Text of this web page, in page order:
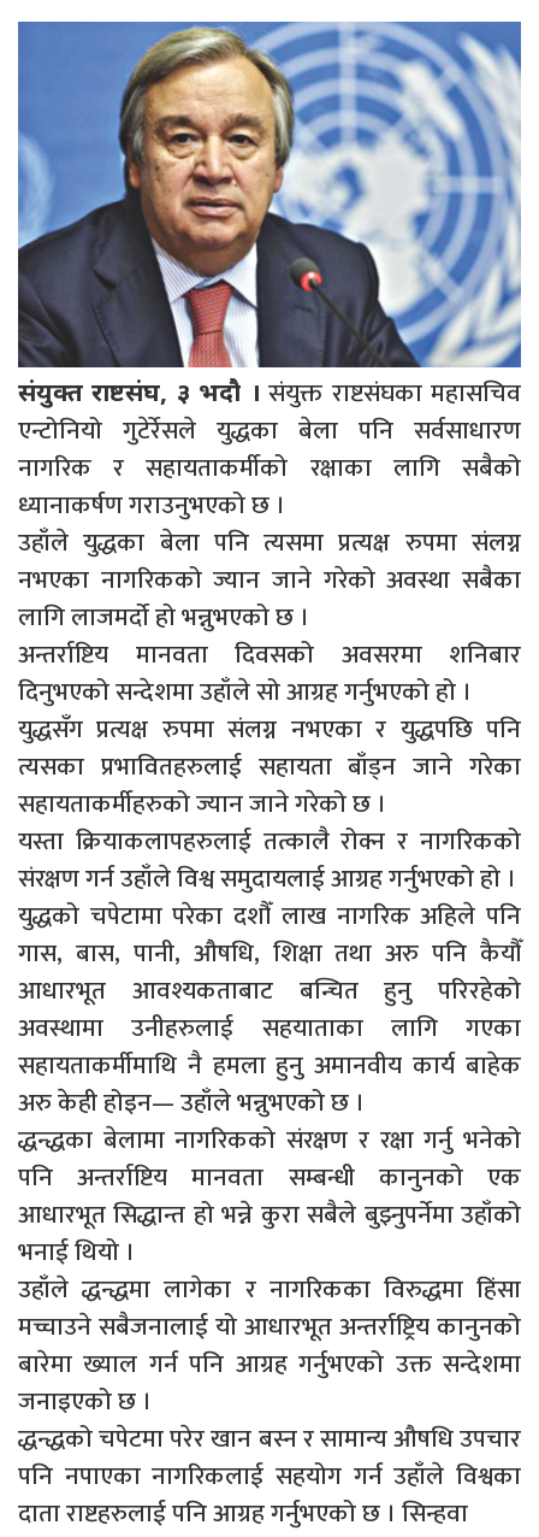
संयुक्त राष्टसंघ, ३ भदौ । संयुक्त राष्टसंघका महासचिव
एन्टोनियो गुटेर्रेसले युद्धका बेला पनि सर्वसाधारण
नागरिक र सहायताकर्मीको रक्षाका लागि सबैको
ध्यानाकर्षण गराउनुभएको छ ।
उहाँले युद्धका बेला पनि त्यसमा प्रत्यक्ष रुपमा संलग्न
नभएका नागरिकको ज्यान जाने गरेको अवस्था सबैका
लागि लाजमर्दो हो भन्नुभएको छ ।
अन्तर्राष्टिय मानवता दिवसको अवसरमा शनिबार
दिनुभएको सन्देशमा उहाँले सो आग्रह गर्नुभएको हो ।
युद्धसँग प्रत्यक्ष रुपमा संलग्न नभएका र युद्धपछि पनि
त्यसका प्रभावितहरुलाई सहायता बाँड्न जाने गरेका
सहायताकर्मीहरुको ज्यान जाने गरेको छ ।
यस्ता क्रियाकलापहरुलाई तत्कालै रोक्न र नागरिकको
संरक्षण गर्न उहाँले विश्व समुदायलाई आग्रह गर्नुभएको हो ।
युद्धको चपेटामा परेका दशौँ लाख नागरिक अहिले पनि
गास, बास, पानी, औषधि, शिक्षा तथा अरु पनि कैयौँ
आधारभूत आवश्यकताबाट बन्चित हुनु परिरहेको
अवस्थामा उनीहरुलाई सहयाताका लागि गएका
सहायताकर्मीमाथि नै हमला हुनु अमानवीय कार्य बाहेक
अरु केही होइन— उहाँले भन्नुभएको छ ।
द्धन्द्धका बेलामा नागरिकको संरक्षण र रक्षा गर्नु भनेको
पनि अन्तर्राष्टिय मानवता सम्बन्धी कानुनको एक
आधारभूत सिद्धान्त हो भन्ने कुरा सबैले बुझ्नुपर्नेमा उहाँको
भनाई थियो ।
उहाँले द्धन्द्धमा लागेका र नागरिकका विरुद्धमा हिंसा
मच्चाउने सबैजनालाई यो आधारभूत अन्तर्राष्ट्रिय कानुनको
बारेमा ख्याल गर्न पनि आग्रह गर्नुभएको उक्त सन्देशमा
जनाइएको छ ।
द्धन्द्धको चपेटमा परेर खान बस्न र सामान्य औषधि उपचार
पनि नपाएका नागरिकलाई सहयोग गर्न उहाँले विश्वका
दाता राष्टहरुलाई पनि आग्रह गर्नुभएको छ । सिन्हवा